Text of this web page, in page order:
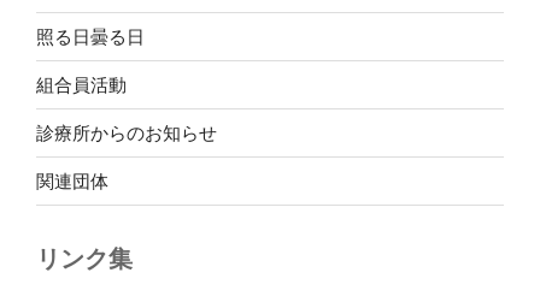
照る日曇る日
組合員活動
診療所からのお知らせ
関連団体
リンク集